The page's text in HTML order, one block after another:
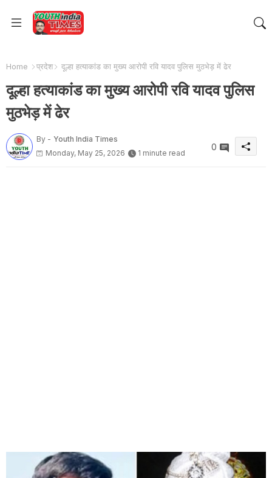
Home प्रदेश दूल्हा हत्याकांड का मुख्य आरोपी रवि यादव पुलिस मुठभेड़ में ढेर
दूल्हा हत्याकांड का मुख्य आरोपी रवि यादव पुलिस
मुठभेड़ में ढेर
By - Youth India Times
Monday, May 25, 2026
1 minute read
0